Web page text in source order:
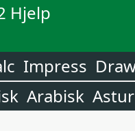
Hjelp
Impress
Arabisk